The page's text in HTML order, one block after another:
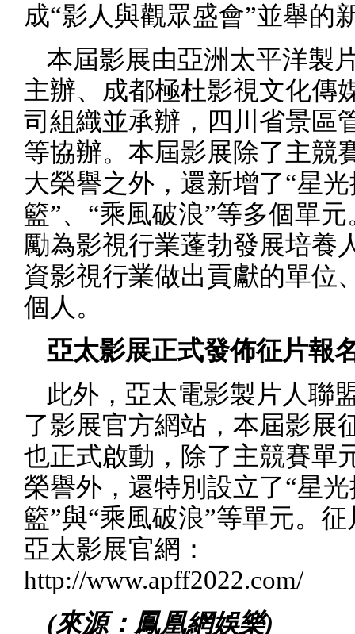
成“影人與觀眾盛會”並舉的
本屆影展由亞洲太平洋製
主辦、成都極杜影視文化傳
司組織並承辦，四川省景區
等協辦。本屆影展除了主競
大榮譽之外，還新增了“星
籃”、“乘風破浪”等多個單
勵為影視行業蓬勃發展培養
資影視行業做出貢獻的單位
個人。
亞太影展正式發佈征片報
此外，亞太電影製片人聯
了影展官方網站，本屆影展
也正式啟動，除了主競賽單
榮譽外，還特別設立了“星
籃”與“乘風破浪”等單元。
亞太影展官網：
http://www.apff2022.com/
(來源：鳳凰網娛樂)